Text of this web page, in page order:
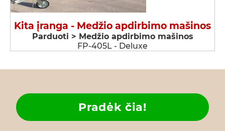
Kita įranga - Medžio apdirbimo mašinos
Parduoti > Medžio apdirbimo mašinos
FP-405L - Deluxe
Pradėk čia!